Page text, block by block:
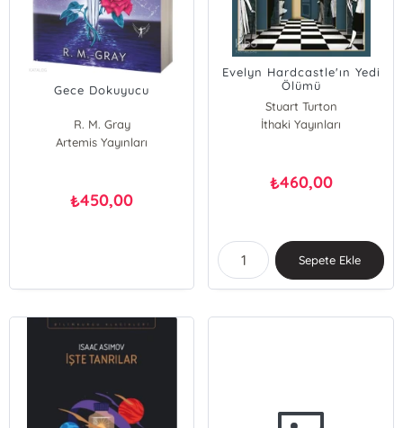
Gece Dokuyucu
R. M. Gray
Artemis Yayınları
₺450,00
Evelyn Hardcastle'ın Yedi
Ölümü
Stuart Turton
İthaki Yayınları
₺460,00
Sepete Ekle